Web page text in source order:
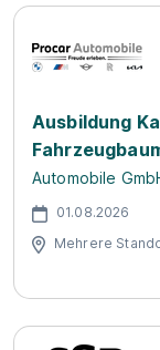
Ausbildung
Automobile
01.08.2026
Mehrere